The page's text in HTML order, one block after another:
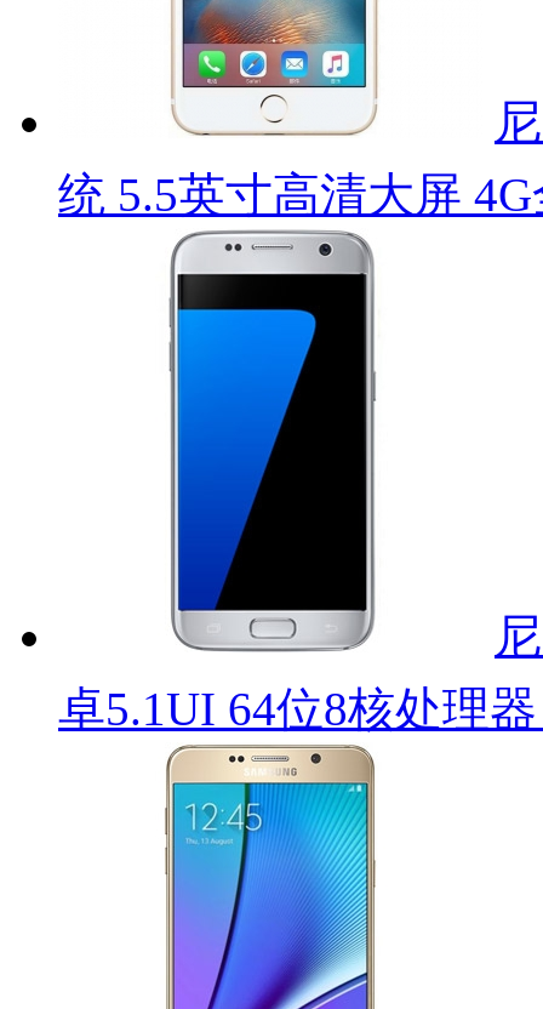
统 5.5英寸高清大屏
卓5.1UI 64位8核处理